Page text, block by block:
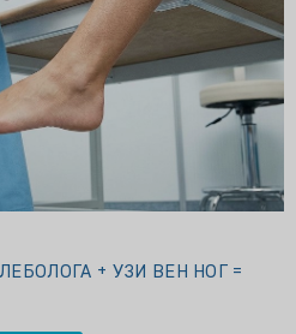
+ УЗИ ВЕН НОГ =